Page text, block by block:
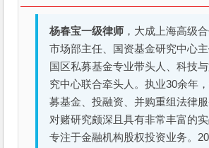
杨春宝一级律师 ，大成上海高级
市场部主任、国资基金研究中心
国区私募基金专业带头人、科技
究中心联合牵头人。执业30余年
募基金、投融资、并购重组法律
对赌研究颇深且具有非常丰富的
专注于金融机构股权投资业务。